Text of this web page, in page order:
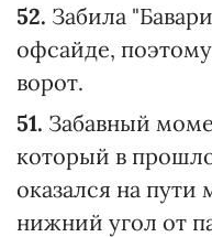
52. Забила
офсайде,
ворот.
51. Забавный
который в
оказался на пути
нижний угол от